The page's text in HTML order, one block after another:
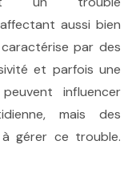
aussi bien
par des
et parfois une
influencer
mais des
gérer ce trouble.